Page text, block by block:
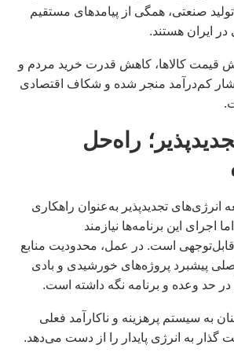
صنعتی، همگی از پیامدهای مستقیم
ایران هستند.
قیمت کالاها، کاهش قدرت خرید مردم و
کم‌درآمد منجر شده و شکاف اقتصادی
راه‌حل
انرژی‌های تجدیدپذیر به‌عنوان راهکاری
اجرای این برنامه‌ها نیازمند
قابل‌توجهی است. در عمل، محدودیت منابع
پیشبرد پروژه‌های خورشیدی و بادی
حد وعده و برنامه نگه داشته است.
به سیستم پرهزینه و ناکارآمد فعلی
گذار به انرژی پایدار را از دست می‌دهد.